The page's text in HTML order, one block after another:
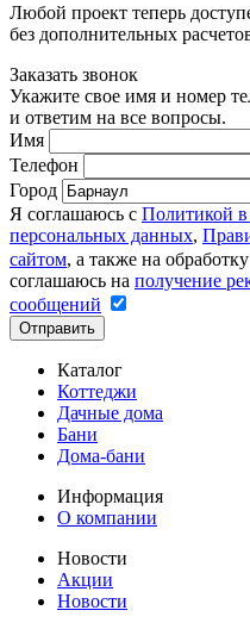
Любой проект теперь
без дополнительных
Заказать звонок
Укажите свое имя и номер
и ответим на все вопросы.
Имя
Телефон
Город
Я соглашаюсь с Политикой
персональных данных,
сайтом, а также на
соглашаюсь на получение
сообщений
Отправить
Каталог
Коттеджи
Дачные дома
Бани
Дома-бани
Информация
О компании
Новости
Акции
Новости